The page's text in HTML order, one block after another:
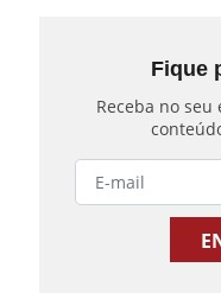
Fique
Receba no